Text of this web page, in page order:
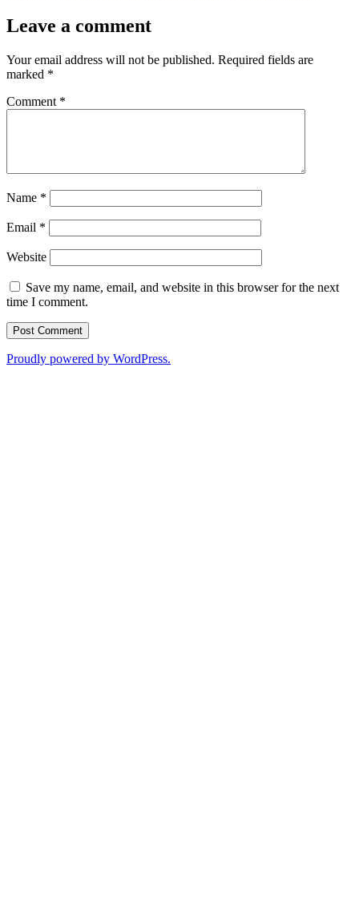
Leave a comment
Your email address will not be published. Required fields are
marked *
Comment *
Name *
Email *
Website
Save my name, email, and website in this browser for the next
time I comment.
Proudly powered by WordPress.